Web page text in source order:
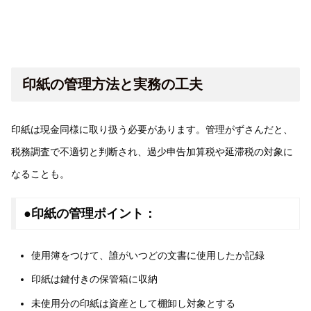
印紙の管理方法と実務の工夫
印紙は現金同様に取り扱う必要があります。管理がずさんだと、
税務調査で不適切と判断され、過少申告加算税や延滞税の対象に
なることも。
●印紙の管理ポイント：
使用簿をつけて、誰がいつどの文書に使用したか記録
印紙は鍵付きの保管箱に収納
未使用分の印紙は資産として棚卸し対象とする